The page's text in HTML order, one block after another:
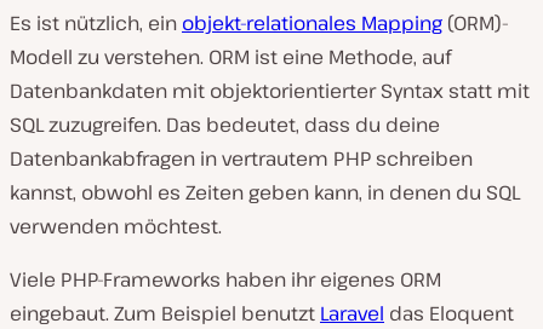
Es ist nützlich, ein objekt-relationales Mapping (ORM)-
Modell zu verstehen. ORM ist eine Methode, auf
Datenbankdaten mit objektorientierter Syntax statt mit
SQL zuzugreifen. Das bedeutet, dass du deine
Datenbankabfragen in vertrautem PHP schreiben
kannst, obwohl es Zeiten geben kann, in denen du SQL
verwenden möchtest.
Viele PHP-Frameworks haben ihr eigenes ORM
eingebaut. Zum Beispiel benutzt Laravel das Eloquent